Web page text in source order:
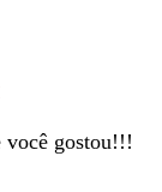
você gostou!!!